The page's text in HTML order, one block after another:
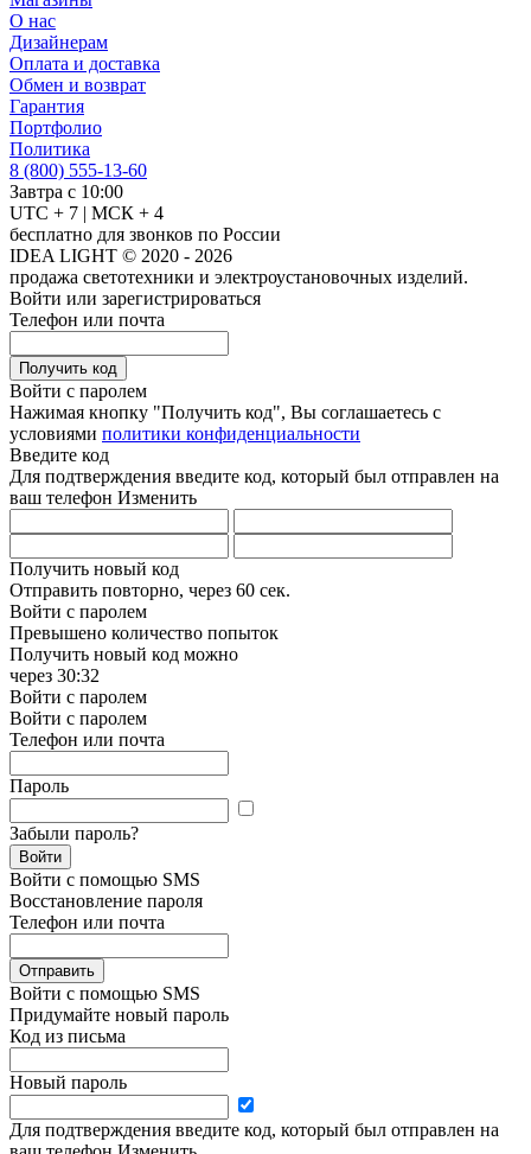
О нас
Дизайнерам
Оплата и доставка
Обмен и возврат
Гарантия
Портфолио
Политика
8 (800) 555-13-60
Завтра с 10:00
UTC + 7 | МСК + 4
бесплатно для звонков по России
IDEA LIGHT © 2020 - 2026
продажа светотехники и электроустановочных изделий.
Войти или зарегистрироваться
Телефон или почта
Получить код
Войти с паролем
Нажимая кнопку "Получить код", Вы соглашаетесь с
условиями политики конфиденциальности
Введите код
Для подтверждения введите код, который был отправлен на
ваш телефон Изменить
Получить новый код
Отправить повторно, через 60 сек.
Войти с паролем
Превышено количество попыток
Получить новый код можно
через 30:32
Войти с паролем
Войти с паролем
Телефон или почта
Пароль
Забыли пароль?
Войти
Войти с помощью SMS
Восстановление пароля
Телефон или почта
Отправить
Войти с помощью SMS
Придумайте новый пароль
Код из письма
Новый пароль
Для подтверждения введите код, который был отправлен на